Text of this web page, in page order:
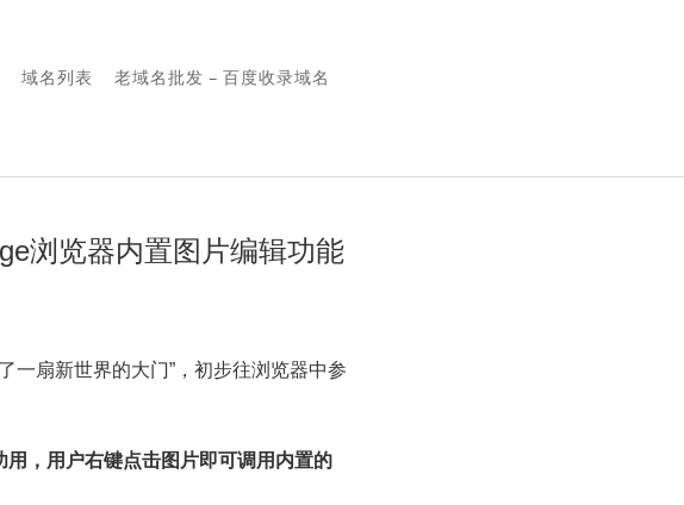
域名列表 老域名批发 – 百度收录域名
浏览器内置图片编辑功能
一扇新世界的大门”，初步往浏览器中参
，用户右键点击图片即可调用内置的